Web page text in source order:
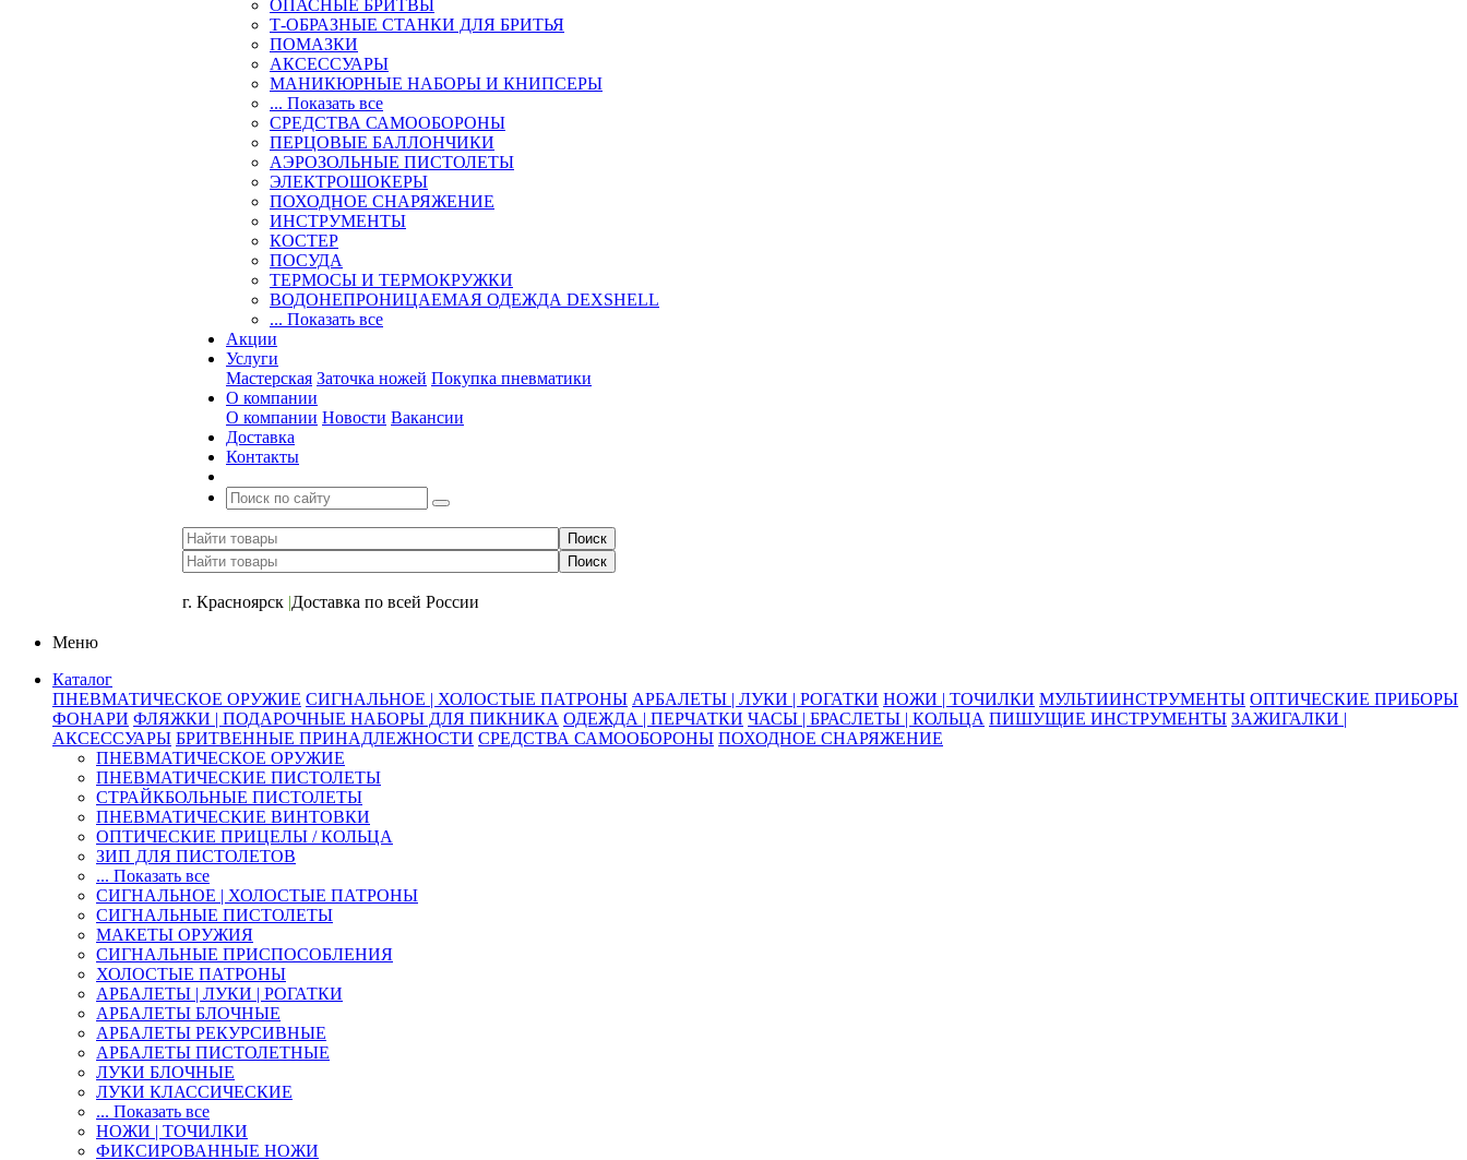
ОПАСНЫЕ БРИТВЫ
Т-ОБРАЗНЫЕ СТАНКИ ДЛЯ БРИТЬЯ
ПОМАЗКИ
АКСЕССУАРЫ
МАНИКЮРНЫЕ НАБОРЫ И КНИПСЕРЫ
... Показать все
СРЕДСТВА САМООБОРОНЫ
ПЕРЦОВЫЕ БАЛЛОНЧИКИ
АЭРОЗОЛЬНЫЕ ПИСТОЛЕТЫ
ЭЛЕКТРОШОКЕРЫ
ПОХОДНОЕ СНАРЯЖЕНИЕ
ИНСТРУМЕНТЫ
КОСТЕР
ПОСУДА
ТЕРМОСЫ И ТЕРМОКРУЖКИ
ВОДОНЕПРОНИЦАЕМАЯ ОДЕЖДА DEXSHELL
... Показать все
Акции
Услуги
Мастерская Заточка ножей Покупка пневматики
О компании
О компании Новости Вакансии
Доставка
Контакты
г. Красноярск |Доставка по всей России
Меню
Каталог
ПНЕВМАТИЧЕСКОЕ ОРУЖИЕ СИГНАЛЬНОЕ | ХОЛОСТЫЕ ПАТРОНЫ АРБАЛЕТЫ | ЛУКИ | РОГАТКИ НОЖИ | ТОЧИЛКИ МУЛЬТИИНСТРУМЕНТЫ ОПТИЧЕСКИЕ ПРИБОРЫ
ФОНАРИ ФЛЯЖКИ | ПОДАРОЧНЫЕ НАБОРЫ ДЛЯ ПИКНИКА ОДЕЖДА | ПЕРЧАТКИ ЧАСЫ | БРАСЛЕТЫ | КОЛЬЦА ПИШУЩИЕ ИНСТРУМЕНТЫ ЗАЖИГАЛКИ |
АКСЕССУАРЫ БРИТВЕННЫЕ ПРИНАДЛЕЖНОСТИ СРЕДСТВА САМООБОРОНЫ ПОХОДНОЕ СНАРЯЖЕНИЕ
ПНЕВМАТИЧЕСКОЕ ОРУЖИЕ
ПНЕВМАТИЧЕСКИЕ ПИСТОЛЕТЫ
СТРАЙКБОЛЬНЫЕ ПИСТОЛЕТЫ
ПНЕВМАТИЧЕСКИЕ ВИНТОВКИ
ОПТИЧЕСКИЕ ПРИЦЕЛЫ / КОЛЬЦА
ЗИП ДЛЯ ПИСТОЛЕТОВ
... Показать все
СИГНАЛЬНОЕ | ХОЛОСТЫЕ ПАТРОНЫ
СИГНАЛЬНЫЕ ПИСТОЛЕТЫ
МАКЕТЫ ОРУЖИЯ
СИГНАЛЬНЫЕ ПРИСПОСОБЛЕНИЯ
ХОЛОСТЫЕ ПАТРОНЫ
АРБАЛЕТЫ | ЛУКИ | РОГАТКИ
АРБАЛЕТЫ БЛОЧНЫЕ
АРБАЛЕТЫ РЕКУРСИВНЫЕ
АРБАЛЕТЫ ПИСТОЛЕТНЫЕ
ЛУКИ БЛОЧНЫЕ
ЛУКИ КЛАССИЧЕСКИЕ
... Показать все
НОЖИ | ТОЧИЛКИ
ФИКСИРОВАННЫЕ НОЖИ